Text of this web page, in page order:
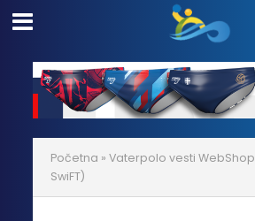
Početna » Vaterpolo vesti WebShop
SwiFT)